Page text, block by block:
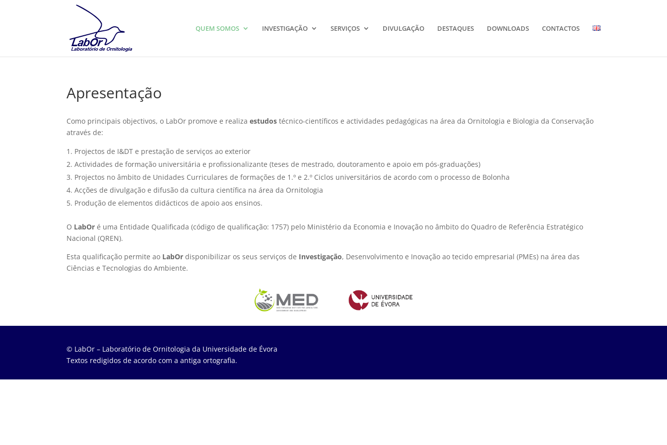
QUEM SOMOS INVESTIGAÇÃO SERVIÇOS DIVULGAÇÃO DESTAQUES DOWNLOADS CONTACTOS
Apresentação
Como principais objectivos, o LabOr promove e realizaestudostécnico-científicos e actividades pedagógicas na área da Ornitologia e Biologia da Conservação
através de:
Projectos de I&DT e prestação de serviços ao exterior
Actividades de formação universitária e profissionalizante (teses de mestrado, doutoramento e apoio em pós-graduações)
Projectos no âmbito de Unidades Curriculares de formações de 1.º e 2.º Ciclos universitários de acordo com o processo de Bolonha
Acções de divulgação e difusão da cultura científica na área da Ornitologia
Produção de elementos didácticos de apoio aos ensinos.
O LabOré uma Entidade Qualificada (código de qualificação: 1757) pelo Ministério da Economia e Inovação no âmbito do Quadro de Referência Estratégico
Nacional (QREN).
Esta qualificação permite ao LabOrdisponibilizar os seus serviços de Investigação, Desenvolvimento e Inovação ao tecido empresarial (PMEs) na área das
Ciências e Tecnologias do Ambiente.
© LabOr – Laboratório de Ornitologia da Universidade de Évora
Textos redigidos de acordo com a antiga ortografia.